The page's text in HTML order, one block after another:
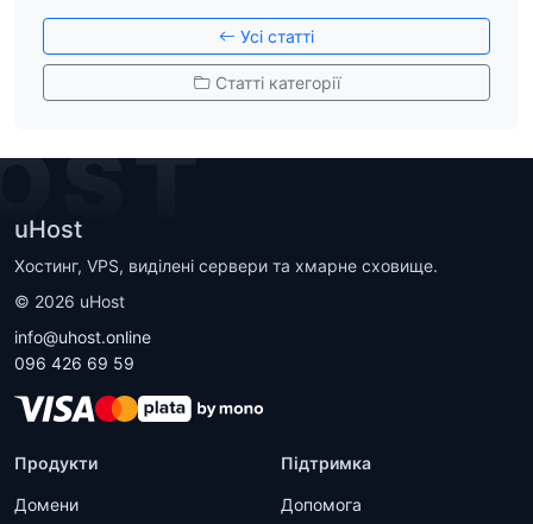
Усі статті
Статті категорії
uHost
Хостинг, VPS, виділені сервери та хмарне сховище.
© 2026 uHost
info@uhost.online
096 426 69 59
Продукти
Домени
Підтримка
Допомога